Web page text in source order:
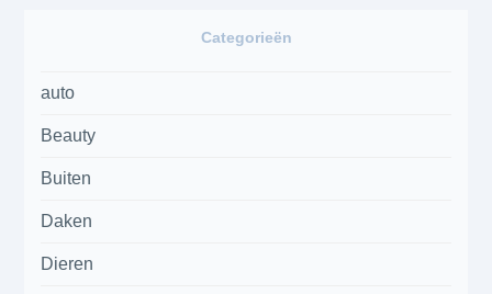
Categorieën
auto
Beauty
Buiten
Daken
Dieren